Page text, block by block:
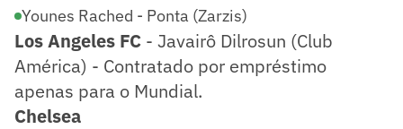
Younes Rached - Ponta (Zarzis)
Los Angeles FC - Javairô Dilrosun (Club
América) - Contratado por empréstimo
apenas para o Mundial.
Chelsea